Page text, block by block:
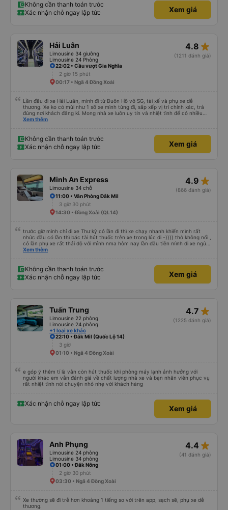
Không cần thanh toán trước
Xác nhận chỗ ngay lập tức
Xem giá
Hải Luân
Limousine 34 giường
Limousine 24 Phòng
4.8 star_rate
(1211 đánh giá)
22:02 • Cầu vượt Gia Nghĩa
2 giờ 15 phút
00:17 • Ngã 4 Đồng Xoài
Lần đầu đi xe Hải Luân, mình đi từ Buôn Hồ vô SG, tài xế và phụ xe dễ
thương. Xe ko có mùi như 1 số xe mình từng đi, sắp xếp vị trí chính xác, trả
đúng nơi khách đăng kí. Mong nhà xe luôn uy tín và nhiệt tình để có nhiều
khách hàng hơn nữa
Xem thêm
Không cần thanh toán trước
Xác nhận chỗ ngay lập tức
Xem giá
Minh An Express
Limousine 34 chỗ
4.9 star_rate
(866 đánh giá)
11:00 • Văn Phòng Đắk Mil
3 giờ 30 phút
14:30 • Đồng Xoài (QL14)
trước giờ mình chỉ đi xe Thư kỳ có lần đi thì xe chạy nhanh khiến mình rất
nhức đầu có lần thì bác tài hút thuốc trên xe trong lúc đi -)))) thở không nổi ,
có lần phụ xe rất thái độ với mình nma hôm nay lần đầu tiên mình đi xe ngủ
rất ngon chạy êm lắm phải nói là đã bác tài và anh phụ xe còn dễ thương
Xem thêm
Không cần thanh toán trước
Xác nhận chỗ ngay lập tức
Xem giá
Tuấn Trung
Limousine 22 phòng
Limousine 24 phòng
+1 loại xe khác
4.7 star_rate
(1225 đánh giá)
22:10 • Đắk Mil (Quốc Lộ 14)
3 giờ
01:10 • Ngã 4 Đồng Xoài
e góp ý thêm tí là vẫn còn hút thuốc khi phòng máy lạnh ảnh hưởng với
người khác em vẫn đánh giá về chất lượng nhà xe và bạn nhân viên phục vụ
rất nhiệt tình nói chuyện nhỏ nhẹ với khách hàng
Xác nhận chỗ ngay lập tức
Xem giá
Anh Phụng
Limousine 24 phòng
Limousine 34 phòng
4.4 star_rate
(41 đánh giá)
01:00 • Đắk Nông
2 giờ 30 phút
03:30 • Ngã 4 Đồng Xoài
Xe thường sẽ đi trễ hơn khoảng 1 tiếng so với trên app, sạch sẽ, phụ xe dễ
thương.